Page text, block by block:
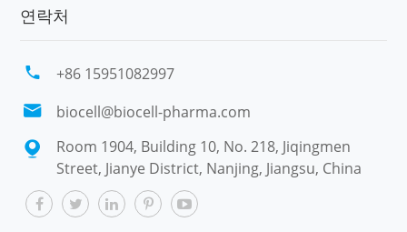
연락처
 +86 15951082997
 biocell@biocell-pharma.com

Room 1904, Building 10, No. 218, Jiqingmen
Street, Jianye District, Nanjing, Jiangsu, China